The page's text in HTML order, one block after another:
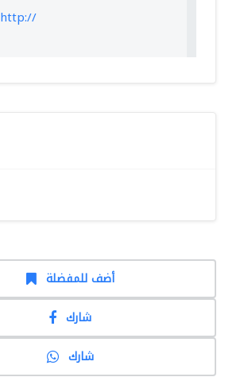
http://
أضف للمفضلة
شارك
شارك